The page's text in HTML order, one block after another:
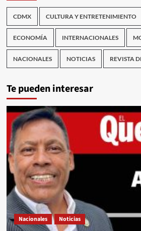
CDMX CULTURA Y ENTRETENIMIENTO
ECONOMÍA INTERNACIONALES
NACIONALES NOTICIAS REVISTA
Te pueden interesar
Nacionales Noticias